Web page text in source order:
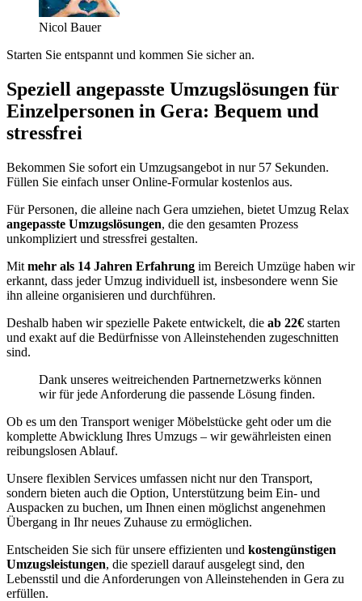
Nicol Bauer
Starten Sie entspannt und kommen Sie sicher an.
Speziell angepasste Umzugslösungen für
Einzelpersonen in Gera: Bequem und
stressfrei
Bekommen Sie sofort ein Umzugsangebot in nur 57 Sekunden.
Füllen Sie einfach unser Online-Formular kostenlos aus.
Für Personen, die alleine nach Gera umziehen, bietet Umzug Relax
angepasste Umzugslösungen, die den gesamten Prozess
unkompliziert und stressfrei gestalten.
Mit mehr als 14 Jahren Erfahrung im Bereich Umzüge haben wir
erkannt, dass jeder Umzug individuell ist, insbesondere wenn Sie
ihn alleine organisieren und durchführen.
Deshalb haben wir spezielle Pakete entwickelt, die ab 22€ starten
und exakt auf die Bedürfnisse von Alleinstehenden zugeschnitten
sind.
Dank unseres weitreichenden Partnernetzwerks können
wir für jede Anforderung die passende Lösung finden.
Ob es um den Transport weniger Möbelstücke geht oder um die
komplette Abwicklung Ihres Umzugs – wir gewährleisten einen
reibungslosen Ablauf.
Unsere flexiblen Services umfassen nicht nur den Transport,
sondern bieten auch die Option, Unterstützung beim Ein- und
Auspacken zu buchen, um Ihnen einen möglichst angenehmen
Übergang in Ihr neues Zuhause zu ermöglichen.
Entscheiden Sie sich für unsere effizienten und kostengünstigen
Umzugsleistungen, die speziell darauf ausgelegt sind, den
Lebensstil und die Anforderungen von Alleinstehenden in Gera zu
erfüllen.